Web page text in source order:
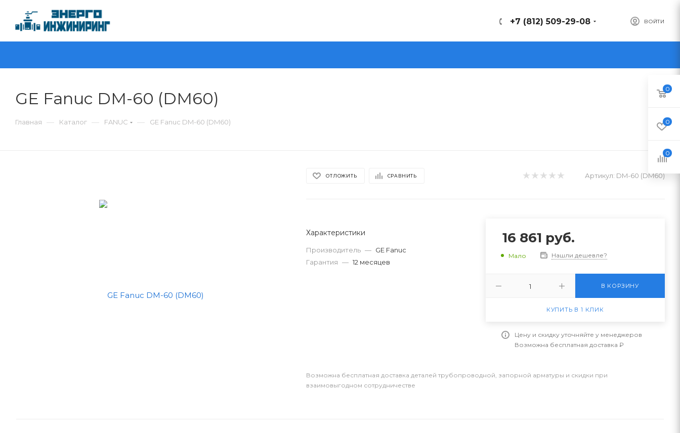
ВОЙТИ
+7 (812) 509-29-08
GE Fanuc DM-60 (DM60)
Главная — Каталог — FANUC — GE Fanuc DM-60 (DM60)
ОТЛОЖИТЬ СРАВНИТЬ Артикул: DM-60 (DM60)
Характеристики
Производитель — GE Fanuc
Гарантия — 12 месяцев
16 861 руб.
Мало Нашли дешевле?
В КОРЗИНУ
КУПИТЬ В 1 КЛИК
Цену и скидку уточняйте у менеджеров
Возможна бесплатная доставка ₽
Возможна бесплатная доставка деталей трубопроводной, запорной арматуры и скидки при
взаимовыгодном сотрудничестве
0
0
0